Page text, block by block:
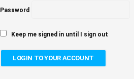
Password
Keep me signed in until I sign out